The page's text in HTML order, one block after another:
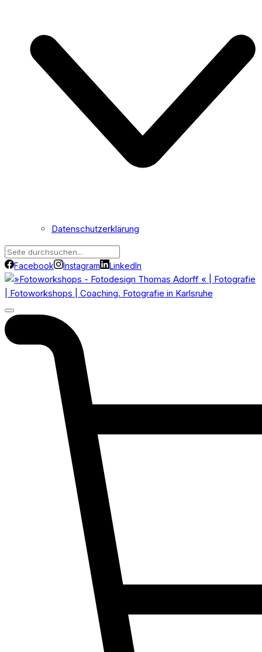
Datenschutzerklärung
Facebook Instagram LinkedIn